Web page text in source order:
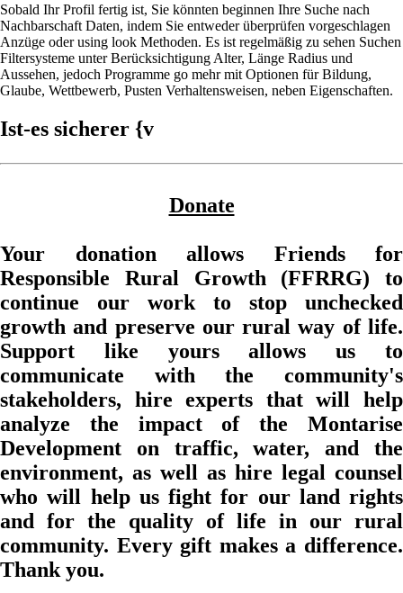
Sobald Ihr Profil fertig ist, Sie könnten beginnen Ihre Suche nach
Nachbarschaft Daten, indem Sie entweder überprüfen vorgeschlagen
Anzüge oder using look Methoden. Es ist regelmäßig zu sehen Suchen
Filtersysteme unter Berücksichtigung Alter, Länge Radius und
Aussehen, jedoch Programme go mehr mit Optionen für Bildung,
Glaube, Wettbewerb, Pusten Verhaltensweisen, neben Eigenschaften.
Ist-es sicherer {v
Donate
Your donation allows Friends for
Responsible Rural Growth (FFRRG) to
continue our work to stop unchecked
growth and preserve our rural way of life.
Support like yours allows us to
communicate with the community's
stakeholders, hire experts that will help
analyze the impact of the Montarise
Development on traffic, water, and the
environment, as well as hire legal counsel
who will help us fight for our land rights
and for the quality of life in our rural
community. Every gift makes a difference.
Thank you.